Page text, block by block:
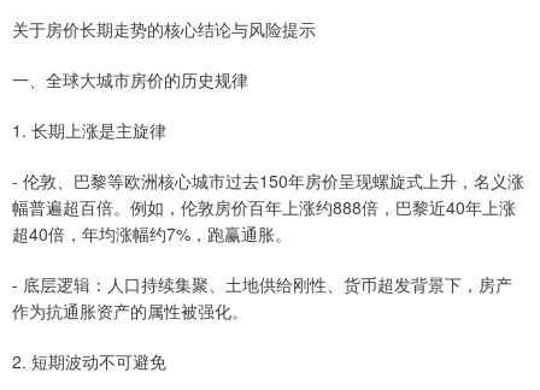
关于房价长期走势的核心结论与风险提示
一、全球大城市房价的历史规律
1. 长期上涨是主旋律
- 伦敦、巴黎等欧洲核心城市过去150年房价呈现螺旋式上升，名义涨
幅普遍超百倍。例如，伦敦房价百年上涨约888倍，巴黎近40年上涨
超40倍，年均涨幅约7%，跑赢通胀。
- 底层逻辑：人口持续集聚、土地供给刚性、货币超发背景下，房产
作为抗通胀资产的属性被强化。
2. 短期波动不可避免